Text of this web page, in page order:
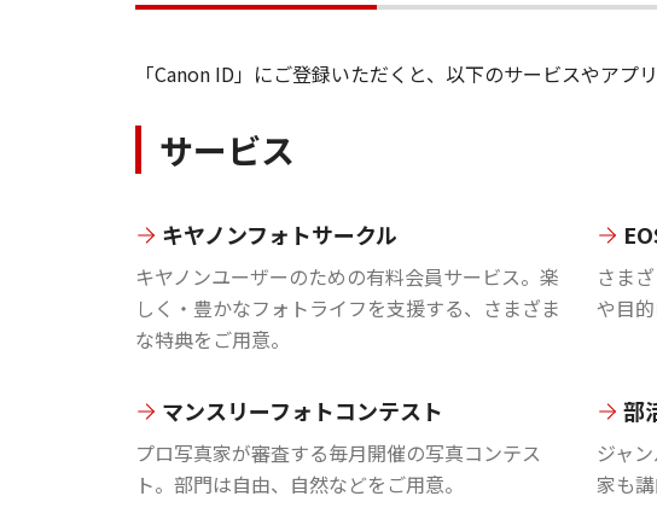
「Canon ID」にご登録いただくと、以下のサービスやアプ
サービス
キヤノンフォトサークル
キヤノンユーザーのための有料会員サービス。楽
しく・豊かなフォトライフを支援する、さまざま
な特典をご用意。
さま
や目
マンスリーフォトコンテスト
プロ写真家が審査する毎月開催の写真コンテス
ト。部門は自由、自然などをご用意。
部
ジャ
家も